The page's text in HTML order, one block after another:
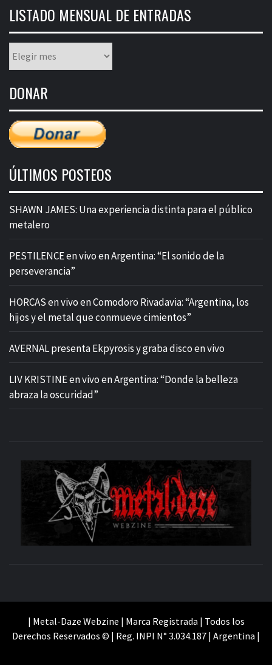
LISTADO MENSUAL DE ENTRADAS
mensual
entradas
DONAR
ÚLTIMOS POSTEOS
SHAWN JAMES: Una experiencia distinta para el público
metalero
PESTILENCE en vivo en Argentina: “El sonido de la
perseverancia”
HORCAS en vivo en Comodoro Rivadavia: “Argentina, los
hijos y el metal que conmueve cimientos”
AVERNAL presenta Ekpyrosis y graba disco en vivo
LIV KRISTINE en vivo en Argentina: “Donde la belleza
abraza la oscuridad”
| Metal-Daze Webzine | Marca Registrada | Todos los
Derechos Reservados © | Reg. INPI N° 3.034.187 | Argentina |